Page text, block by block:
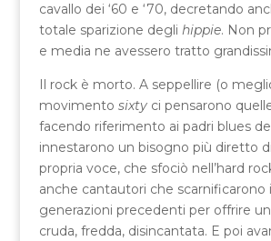
cavallo dei ‘60 e ‘70, decretando
totale sparizione degli hippie. Non
e media ne avessero tratto
Il rock è morto. A seppellire (o
movimento sixtyci pensarono
facendo riferimento ai padri blues
innestarono un bisogno più diretto
propria voce, che sfociò nell’hard
anche cantautori che scarnificarono
generazioni precedenti per offrire
cruda, fredda, disincantata. E poi